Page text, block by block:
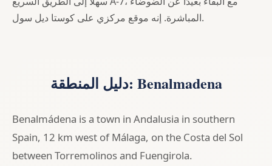
المباشرة. إنه موقع مركزي على كوستا ديل سول.
دليل المنطقة: Benalmadena
Benalmádena is a town in Andalusia in southern
Spain, 12 km west of Málaga, on the Costa del Sol
between Torremolinos and Fuengirola.